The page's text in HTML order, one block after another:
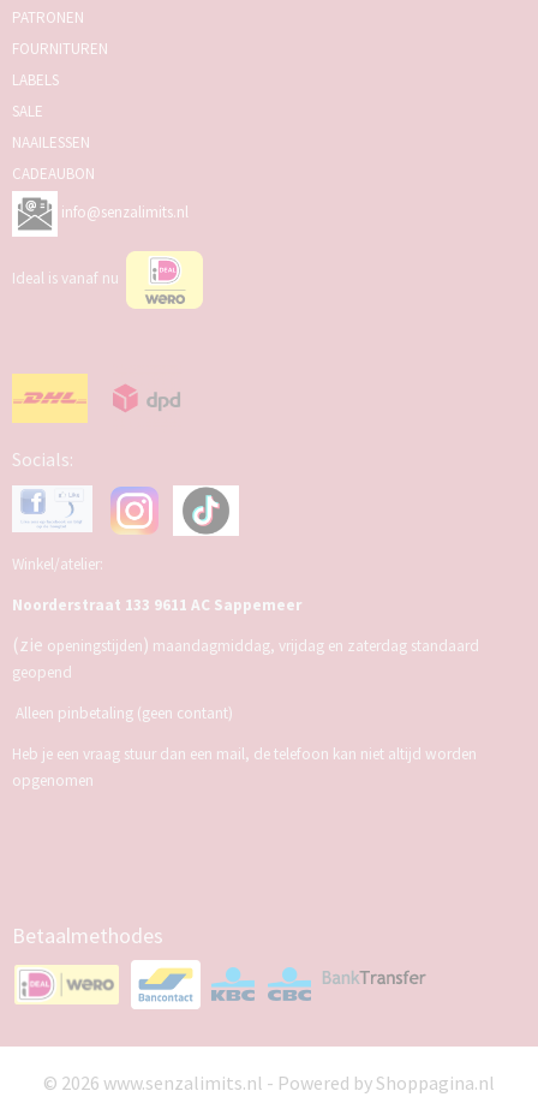
PATRONEN
FOURNITUREN
LABELS
SALE
NAAILESSEN
CADEAUBON
info@senzalimits.nl
Ideal is vanaf nu
Socials:
Winkel/atelier:
Noorderstraat 133 9611 AC Sappemeer
(zie openingstijden) maandagmiddag, vrijdag en zaterdag standaard
geopend
Alleen pinbetaling (geen contant)
Heb je een vraag stuur dan een mail, de telefoon kan niet altijd worden
opgenomen
Betaalmethodes
© 2026 www.senzalimits.nl - Powered by Shoppagina.nl